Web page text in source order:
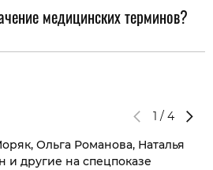
медицинских терминов?
1 / 4
Ольга Романова, Наталья
и другие на спецпоказе